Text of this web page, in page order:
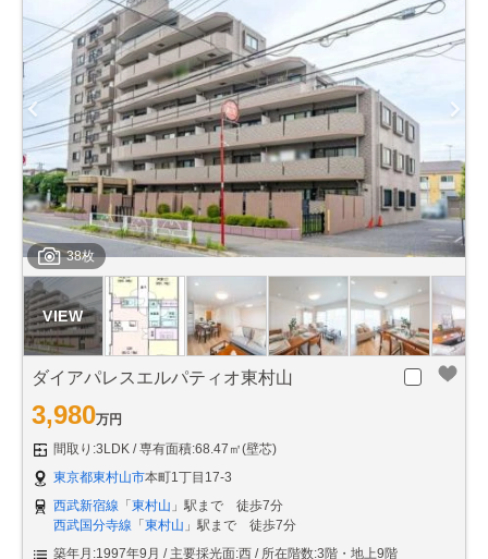
38枚
ダイアパレスエルパティオ東村山
3,980万円
間取り:3LDK
専有面積:68.47㎡(壁芯)
東京都東村山市本町1丁目17-3
西武新宿線 「 東村山 」駅まで 徒歩7分
西武国分寺線 「 東村山 」駅まで 徒歩7分
築年月:1997年9月
主要採光面:西 所在階数:3階・地上9階